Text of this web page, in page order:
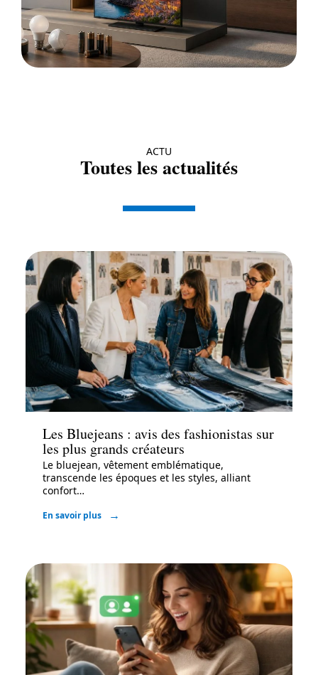
ACTU
Toutes les actualités
Actu
Les Bluejeans : avis des fashionistas sur
les plus grands créateurs
Le bluejean, vêtement emblématique,
transcende les époques et les styles, alliant
confort…
En savoir plus